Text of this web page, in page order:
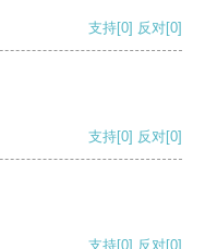
支持[0] 反对[0]
支持[0] 反对[0]
支持[0] 反对[0]